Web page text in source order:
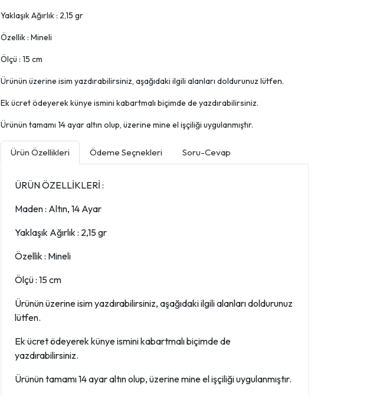
Yaklaşık Ağırlık : 2,15 gr
Özellik : Mineli
Ölçü : 15 cm
Ürünün üzerine isim yazdırabilirsiniz, aşağıdaki ilgili alanları doldurunuz lütfen.
Ek ücret ödeyerek künye ismini kabartmalı biçimde de yazdırabilirsiniz.
Ürünün tamamı 14 ayar altın olup, üzerine mine el işçiliği uygulanmıştır.
Ürün Özellikleri Ödeme Seçnekleri Soru-Cevap
ÜRÜN ÖZELLİKLERİ :
Maden : Altın, 14 Ayar
Yaklaşık Ağırlık : 2,15 gr
Özellik : Mineli
Ölçü : 15 cm
Ürünün üzerine isim yazdırabilirsiniz, aşağıdaki ilgili alanları doldurunuz
lütfen.
Ek ücret ödeyerek künye ismini kabartmalı biçimde de
yazdırabilirsiniz.
Ürünün tamamı 14 ayar altın olup, üzerine mine el işçiliği uygulanmıştır.